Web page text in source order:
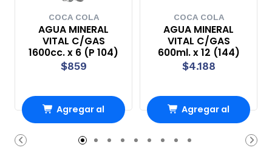
COCA COLA
AGUA MINERAL
VITAL C/GAS
1600cc. x 6 (P 104)
$859
Agregar al
carrito
COCA COLA
AGUA MINERAL
VITAL C/GAS
600ml. x 12 (144)
$4.188
Agregar al
carrito